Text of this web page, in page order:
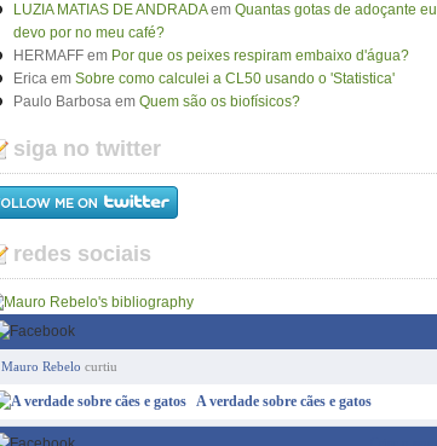
LUZIA MATIAS DE ANDRADAem Quantas gotas de adoçante eu
devo por no meu café?
HERMAFF em Por que os peixes respiram embaixo d'água?
Erica em Sobre como calculei a CL50 usando o 'Statistica'
Paulo Barbosa em Quem são os biofísicos?
siga no twitter
redes sociais
Mauro Rebelo curtiu
A verdade sobre cães e gatos